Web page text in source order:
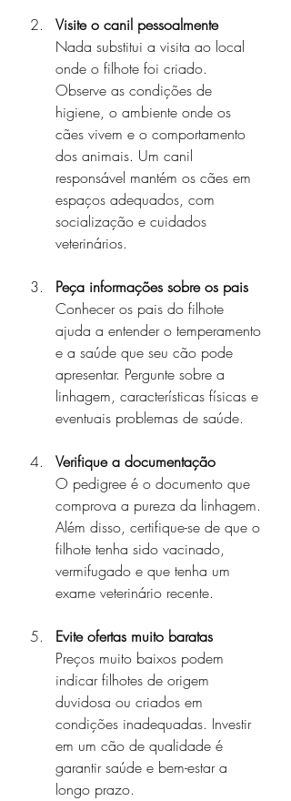
Visite o canil pessoalmente
Nada substitui a visita ao local
onde o filhote foi criado.
Observe as condições de
higiene, o ambiente onde os
cães vivem e o comportamento
dos animais. Um canil
responsável mantém os cães em
espaços adequados, com
socialização e cuidados
veterinários.
Peça informações sobre os pais
Conhecer os pais do filhote
ajuda a entender o temperamento
e a saúde que seu cão pode
apresentar. Pergunte sobre a
linhagem, características físicas e
eventuais problemas de saúde.
Verifique a documentação
O pedigree é o documento que
comprova a pureza da linhagem.
Além disso, certifique-se de que o
filhote tenha sido vacinado,
vermifugado e que tenha um
exame veterinário recente.
Evite ofertas muito baratas
Preços muito baixos podem
indicar filhotes de origem
duvidosa ou criados em
condições inadequadas. Investir
em um cão de qualidade é
garantir saúde e bem-estar a
longo prazo.